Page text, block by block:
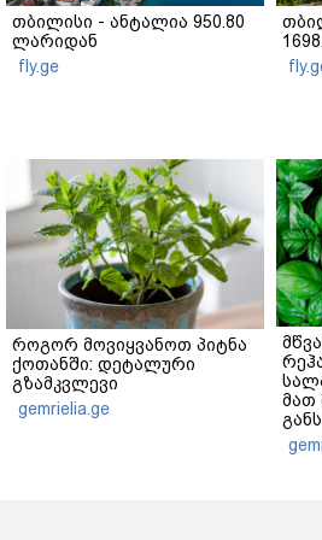
თბილისი - ანტალია 950.80
ლარიდან
fly.ge
როგორ მოვიყვანოთ პიტნა
ქოთანში: დეტალური
გზამკვლევი
gemrielia.ge
მათ